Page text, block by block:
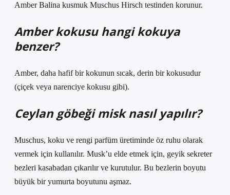
Amber Balina kusmuk Muschus Hirsch testinden korunur.
Amber kokusu hangi kokuya
benzer?
Amber, daha hafif bir kokunun sıcak, derin bir kokusudur
(çiçek veya narenciye kokusu gibi).
Ceylan göbeği misk nasıl yapılır?
Muschus, koku ve rengi parfüm üretiminde öz ruhu olarak
vermek için kullanılır. Musk’u elde etmek için, geyik sekreter
bezleri kasabadan çıkarılır ve kurutulur. Bu bezlerin boyutu
büyük bir yumurta boyutunu aşmaz.